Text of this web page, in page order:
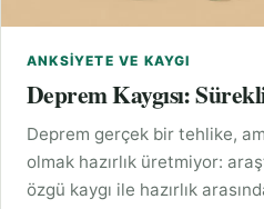
ANKSIYETE VE KAYGI
Deprem Kaygısı:
Deprem gerçek bir tehlike,
olmak hazırlık üretmiyor:
özgü kaygı ile hazırlık